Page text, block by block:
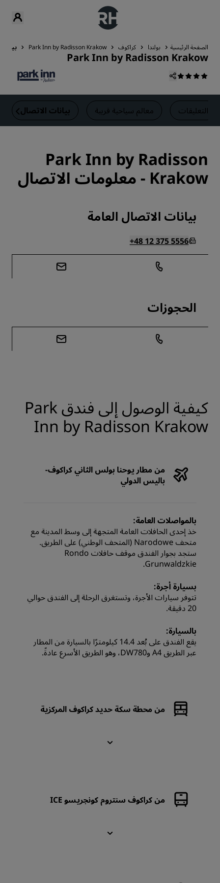
الصفحة الرئيسية بولندا كراكوف Park Inn by Radisson Krakow
Park Inn by Radisson Krakow
التعليقات معالم سياحية قريبة بيانات الاتصال
Park Inn by Radisson
Krakow - معلومات الاتصال
بيانات الاتصال العامة
+48 12 375 5556
الحجوزات
كيفية الوصول إلى فندق Park
Inn by Radisson Krakow
من مطار يوحنا بولس الثاني كراكوف-
باليس الدولي
بالمواصلات العامة:
خذ إحدى الحافلات العامة المتجهة إلى وسط المدينة مع
متحف Narodowe (المتحف الوطني) على الطريق.
ستجد بجوار الفندق موقف حافلات Rondo
Grunwaldzkie.
بسيارة أجرة:
تتوفر سيارات الأجرة، وتستغرق الرحلة إلى الفندق حوالي
20 دقيقة.
بالسيارة:
يقع الفندق على بُعد 14.4 كيلومترًا بالسيارة من المطار
عبر الطريق A4 وDW780، وهو الطريق الأسرع عادةً.
من محطة سكة حديد كراكوف المركزية
من كراكوف سنتروم كونجريسو ICE